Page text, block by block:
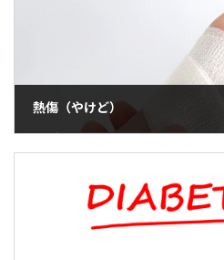
熱傷（やけど）
2023年8月15日